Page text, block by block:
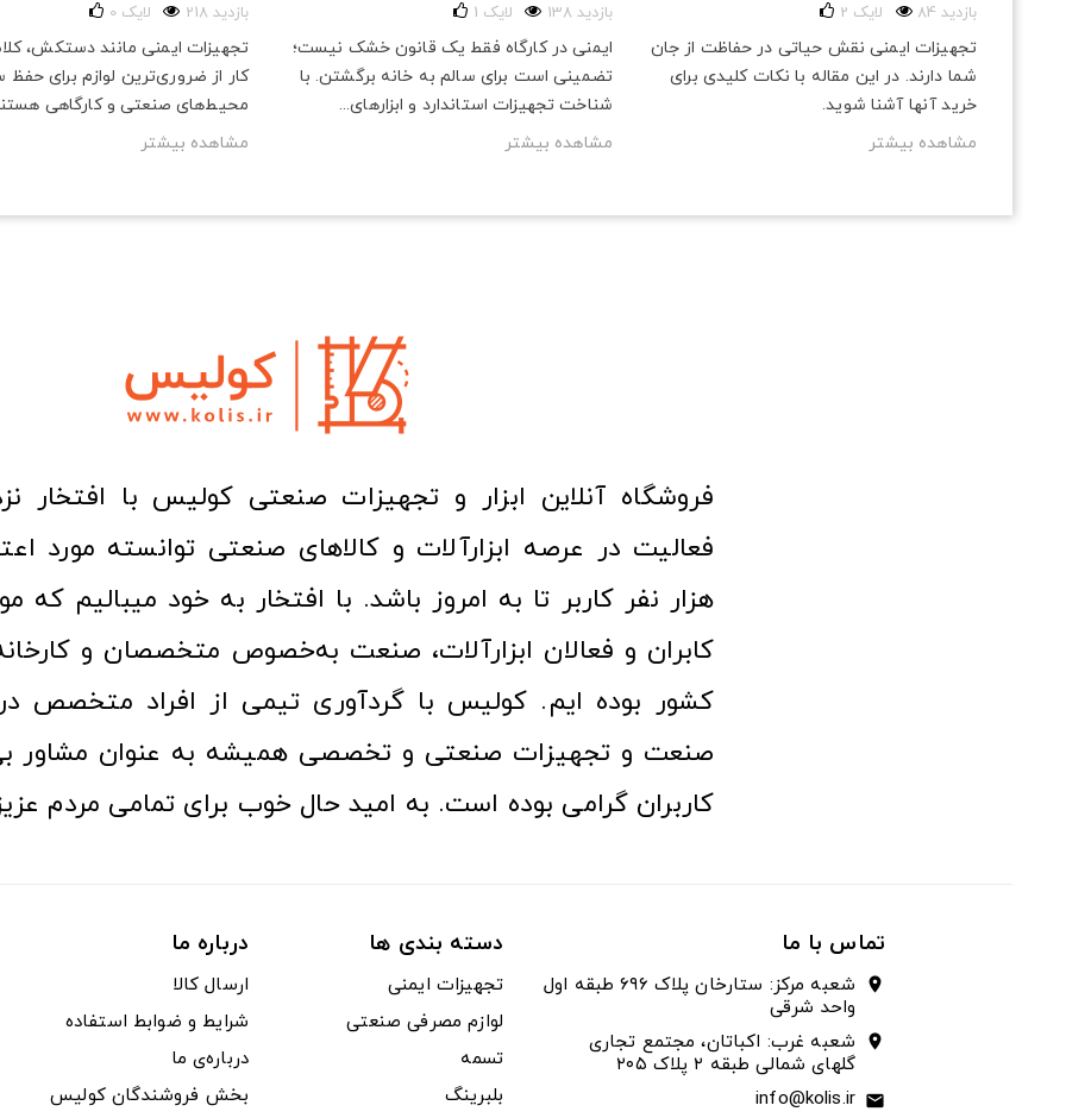
218 بازدید 0 لایک
تجهیزات ایمنی مانند دستکش،
کار از ضروری‌ترین لوازم برای حفظ
محیط‌های صنعتی و کارگاهی
مشاهده بیشتر
138 بازدید 1 لایک
ایمنی در کارگاه فقط یک قانون خشک نیست؛
تضمینی است برای سالم به خانه برگشتن. با
شناخت تجهیزات استاندارد و ابزارهای...
مشاهده بیشتر
84 بازدید 2 لایک
تجهیزات ایمنی نقش حیاتی در حفاظت از جان
شما دارند. در این مقاله با نکات کلیدی برای
خرید آنها آشنا شوید.
مشاهده بیشتر
هزار نفر کاربر تا به امروز باشد. با افتخار به خود میبالیم که
کابران و فعالان ابزارآلات، صنعت به‌خصوص متخصصان و
کشور بوده ایم. کولیس با گردآوری تیمی از افراد متخصص در
صنعت و تجهیزات صنعتی و تخصصی همیشه به عنوان مشاور
کاربران گرامی بوده است. به امید حال خوب برای تمامی مردم
تماس با ما
location_on
شعبه مرکز: ستارخان پلاک ۶۹۶ طبقه اول
واحد شرقی
location_on
شعبه غرب: اکباتان، مجتمع تجاری
گلهای شمالی طبقه ۲ پلاک ۲۰۵
email
info@kolis.ir
دسته بندی ها
تجهیزات ایمنی
لوازم مصرفی صنعتی
تسمه
بلبرینگ
درباره ما
ارسال کالا
شرایط و ضوابط استفاده
درباره‌ی ما
بخش فروشندگان کولیس